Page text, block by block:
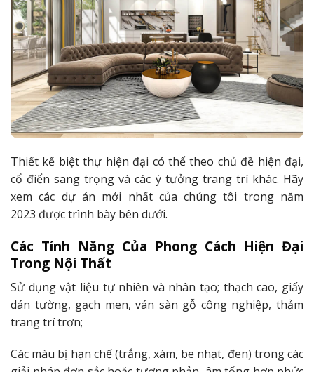
Thiết kế biệt thự hiện đại có thể theo chủ đề hiện đại,
cổ điển sang trọng và các ý tưởng trang trí khác. Hãy
xem các dự án mới nhất của chúng tôi trong năm
2023 được trình bày bên dưới.
Các Tính Năng Của Phong Cách Hiện Đại
Trong Nội Thất
Sử dụng vật liệu tự nhiên và nhân tạo; thạch cao, giấy
dán tường, gạch men, ván sàn gỗ công nghiệp, thảm
trang trí trơn;
Các màu bị hạn chế (trắng, xám, be nhạt, đen) trong các